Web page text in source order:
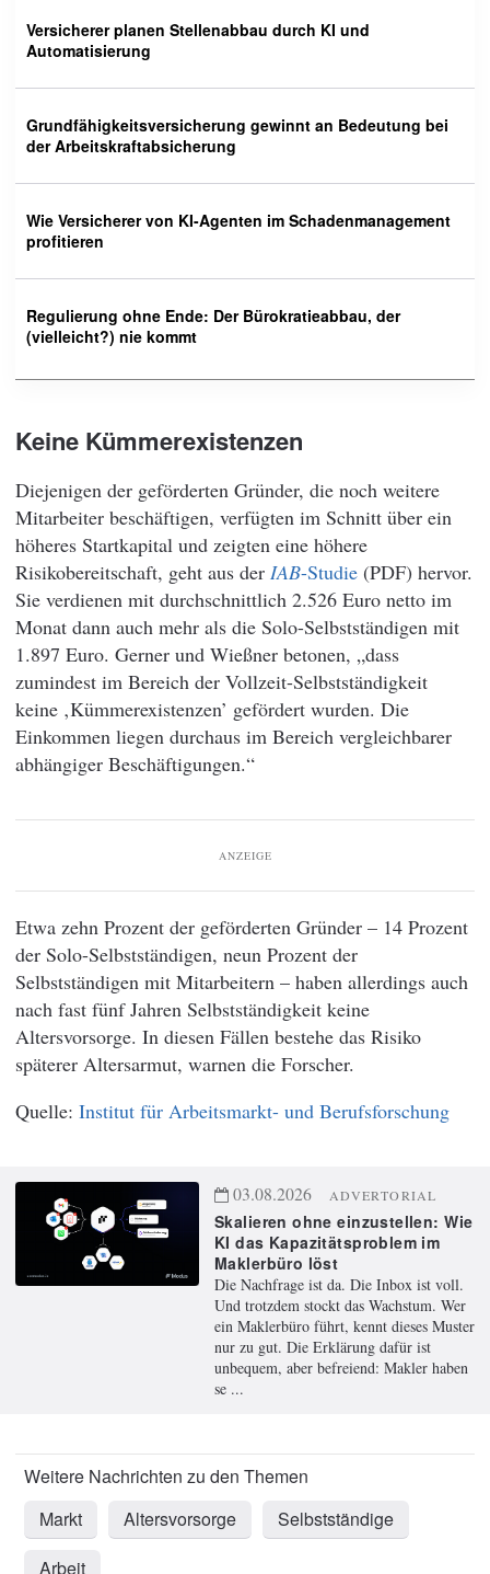
Versicherer planen Stellenabbau durch KI und
Automatisierung
Grundfähigkeitsversicherung gewinnt an Bedeutung bei
der Arbeitskraftabsicherung
Wie Versicherer von KI-Agenten im Schadenmanagement
profitieren
Regulierung ohne Ende: Der Bürokratieabbau, der
(vielleicht?) nie kommt
Keine Kümmerexistenzen
Diejenigen der geförderten Gründer, die noch weitere
Mitarbeiter beschäftigen, verfügten im Schnitt über ein
höheres Startkapital und zeigten eine höhere
Risikobereitschaft, geht aus der IAB-Studie (PDF) hervor.
Sie verdienen mit durchschnittlich 2.526 Euro netto im
Monat dann auch mehr als die Solo-Selbstständigen mit
1.897 Euro. Gerner und Wießner betonen, „dass
zumindest im Bereich der Vollzeit-Selbstständigkeit
keine ‚Kümmerexistenzen’ gefördert wurden. Die
Einkommen liegen durchaus im Bereich vergleichbarer
abhängiger Beschäftigungen.“
ANZEIGE
Etwa zehn Prozent der geförderten Gründer – 14 Prozent
der Solo-Selbstständigen, neun Prozent der
Selbstständigen mit Mitarbeitern – haben allerdings auch
nach fast fünf Jahren Selbstständigkeit keine
Altersvorsorge. In diesen Fällen bestehe das Risiko
späterer Altersarmut, warnen die Forscher.
Institut für Arbeitsmarkt- und Berufsforschung
03.08.2026 ADVERTORIAL
Skalieren ohne einzustellen: Wie
KI das Kapazitätsproblem im
Maklerbüro löst
Die Nachfrage ist da. Die Inbox ist voll.
Und trotzdem stockt das Wachstum. Wer
ein Maklerbüro führt, kennt dieses Muster
nur zu gut. Die Erklärung dafür ist
unbequem, aber befreiend: Makler haben
se ...
Markt Altersvorsorge
Selbstständige
Arbeit